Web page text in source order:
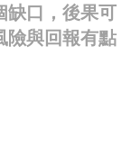
缺口，後果可
險與回報有點